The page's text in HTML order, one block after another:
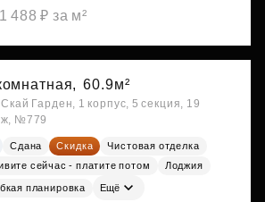
488 ₽ за м²
60.9м²
Гарден, 1 корпус, 5 секция, 19
№779
Сдана Скидка
Чистовая отделка
сейчас - платите потом
Лоджия
планировка Ещё